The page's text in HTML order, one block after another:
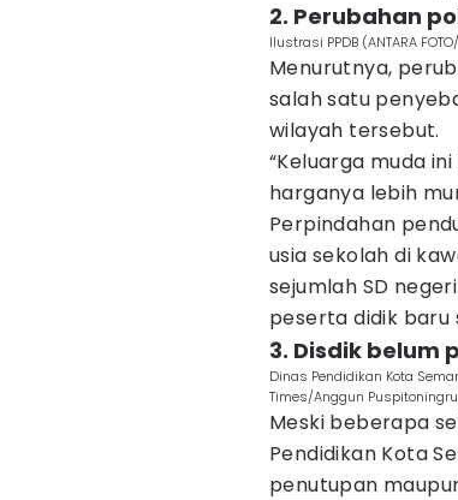
2. Perubahan
Ilustrasi PPDB (ANTARA
Menurutnya,
salah satu
wilayah tersebut.
“Keluarga muda
harganya lebih
Perpindahan
usia sekolah di
sejumlah SD
peserta didik baru
3. Disdik belum
Dinas Pendidikan Kota
Times/Anggun
Meski beberapa
Pendidikan Kota
penutupan